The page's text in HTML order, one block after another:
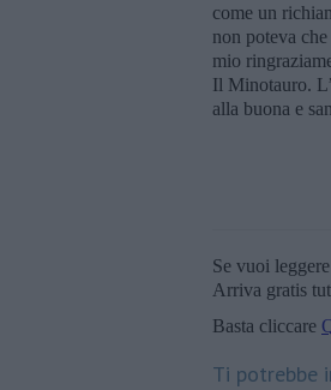
come un
non poteva
mio
Il Minotauro.
alla buona e
Se vuoi
Arriva gratis
Basta cliccare
Ti potrebbe